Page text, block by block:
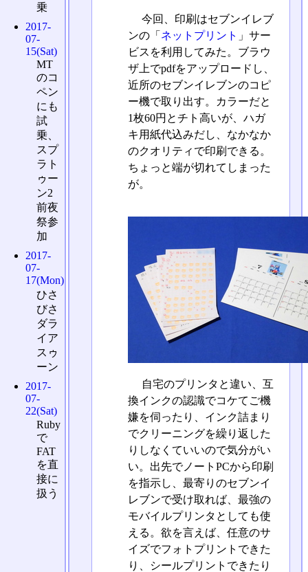
今回、印刷はセブンイレブ
ンの「 ネットプリント 」サー
ビスを利用してみた。ブラウ
ザ上でpdfをアップロードし、
近所のセブンイレブンのコピ
ー機で取り出す。カラーだと
1枚60円とチト高いが、ハガ
キ用紙代込みだし、なかなか
のクオリティで印刷できる。
ちょっと端が切れてしまった
が。
自宅のプリンタと違い、互
換インクの認識でコケてご機
嫌を伺ったり、インク詰まり
でクリーニングを繰り返した
りしなくていいので気分がい
い。出先でノートPCから印刷
を指示し、最寄りのセブンイ
レブンで受け取れば、最強の
モバイルプリンタとしても使
える。欲を言えば、任意のサ
イズでフォトプリントできた
り、シールプリントできたり
乗
2017-
07-
15(Sat)
MT
のコ
ペン
にも
試
乗、
スプ
ラト
ゥー
ン2
前夜
祭参
加
2017-
07-
17(Mon)
ひさ
びさ
ダラ
イア
スゥ
ーン
2017-
07-
22(Sat)
Ruby
で
FAT
を直
接に
扱う